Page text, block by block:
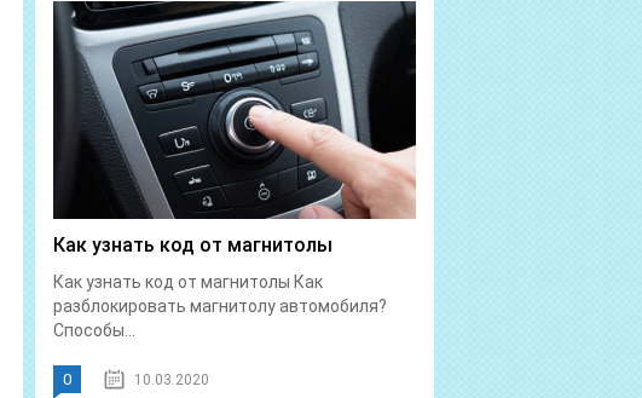
Как узнать код от магнитолы
Как узнать код от магнитолы Как
разблокировать магнитолу автомобиля?
Способы...
0 10.03.2020